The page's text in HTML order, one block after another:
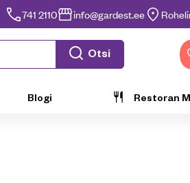
741 2110 info@gardest.ee
Otsi
Blogi Restoran